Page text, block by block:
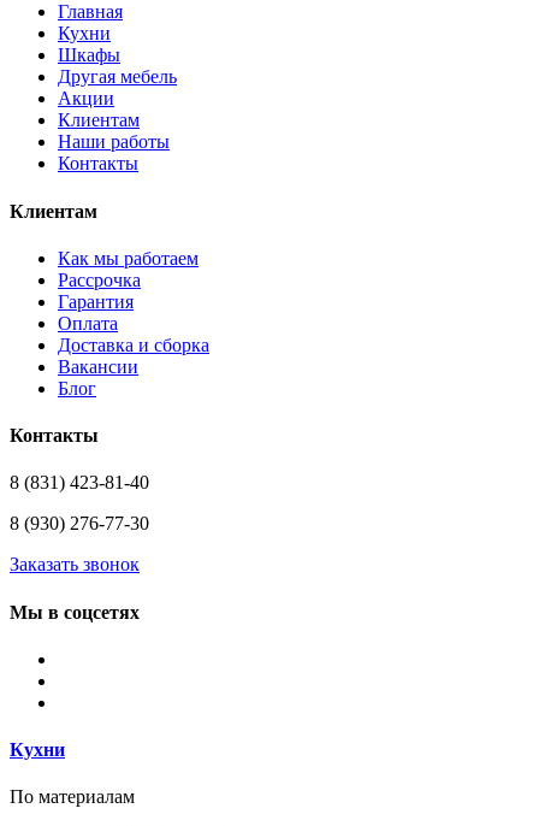
Главная
Кухни
Шкафы
Другая мебель
Акции
Клиентам
Наши работы
Контакты
Клиентам
Как мы работаем
Рассрочка
Гарантия
Оплата
Доставка и сборка
Вакансии
Блог
Контакты
8 (831) 423-81-40
8 (930) 276-77-30
Заказать звонок
Мы в соцсетях
Кухни
По материалам